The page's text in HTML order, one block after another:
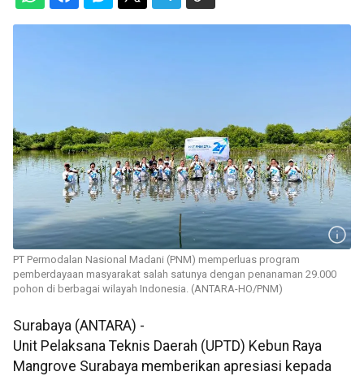
PT Permodalan Nasional Madani (PNM) memperluas program
pemberdayaan masyarakat salah satunya dengan penanaman 29.000
pohon di berbagai wilayah Indonesia. (ANTARA-HO/PNM)
Surabaya (ANTARA) -
Unit Pelaksana Teknis Daerah (UPTD) Kebun Raya
Mangrove Surabaya memberikan apresiasi kepada